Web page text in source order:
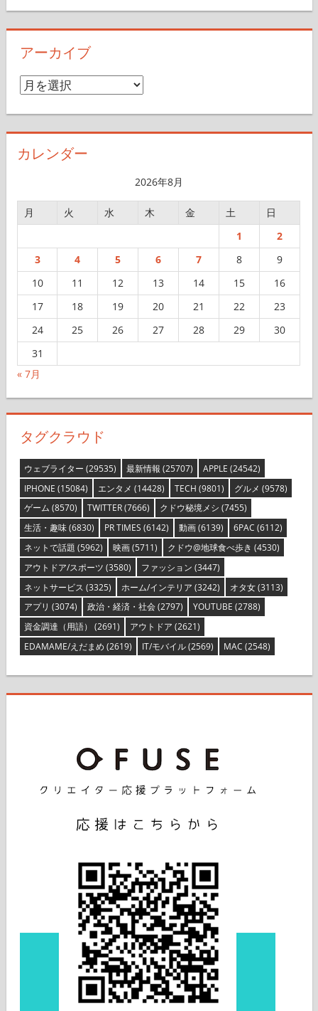
ア
ー
イ
2026年8月
月 火 水 木 金 土
日
1
2
3
4 5 6 7 8
9
10
11 12 13 14 15
16
17
18 19 20 21 22
23
24
25 26 27 28 29
30
31
ウェブライター(29535) 最新情報(25707) APPLE
(24542)
IPHONE(15084) エンタメ(14428) TECH(9801) グルメ
ゲーム (8570) TWITTER(7666) クドウ秘境メシ(7455)
生活・趣味(6830) PR TIMES(6142) 動画(6139) 6PAC (6112)
ネットで話題(5962) 映画(5711) クドウ@地球食べ歩き
アウトドア/スポーツ(3580) ファッション (3447)
ネットサービス
(3325) ホーム/インテリア (3242) オタ女(3113)
アプリ(3074) 政治・経済・社会 (2797) YOUTUBE
資金調達（用語）(2691) アウトドア (2621)